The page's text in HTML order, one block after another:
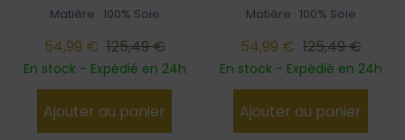
Matière : 100% Soie
54,99 € 125,49 €
En stock - Expédié en 24h
Ajouter au panier
Matière : 100% Soie
54,99 € 125,49 €
En stock - Expédié en 24h
Ajouter au panier